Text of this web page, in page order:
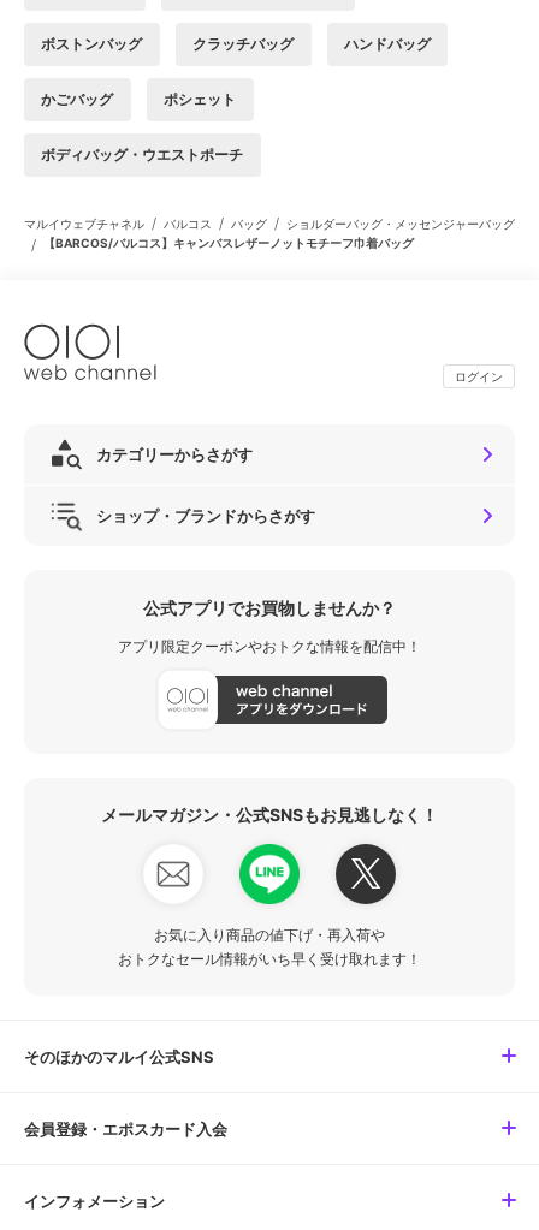
ボストンバッグ クラッチバッグ ハンドバッグ
かごバッグ ポシェット
ボディバッグ・ウエストポーチ
マルイウェブチャネル / バルコス / バッグ / ショルダーバッグ・メッセンジャーバッグ
/ 【BARCOS/バルコス】キャンバスレザーノットモチーフ巾着バッグ
ログイン
カテゴリーからさがす
ショップ・ブランドからさがす
公式アプリでお買物しませんか？
アプリ限定クーポンやおトクな情報を配信中！
メールマガジン・公式SNSもお見逃しなく！
お気に入り商品の値下げ・再入荷や
おトクなセール情報がいち早く受け取れます！
そのほかのマルイ公式SNS
会員登録・エポスカード入会
インフォメーション